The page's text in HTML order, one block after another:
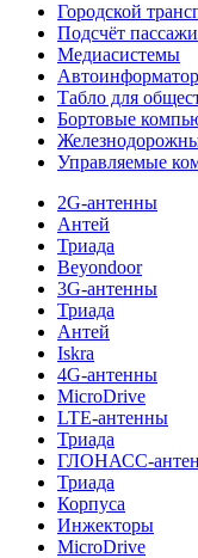
Городской
Подсчёт
Медиасистемы
Табло для
Бортовые
Управляемые
2G-антенны
Антей
Триада
Beyondoor
3G-антенны
Триада
Антей
Iskra
4G-антенны
MicroDrive
LTE-антенны
Триада
ГЛОНАСС-
Триада
Корпуса
Инжекторы
MicroDrive